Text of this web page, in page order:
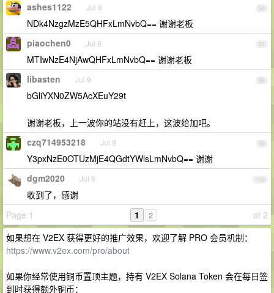
96
ashes1122 Jul 9
NDk4NzgzMzE5QHFxLmNvbQ== 谢谢老板
97
piaochen0 Jul 9
MTIwNzE4NjAwQHFxLmNvbQ== 谢谢老板
98
libasten Jul 9
bGliYXN0ZW5AcXEuY29t
谢谢老板，上一波你的站没有赶上，这波给加吧。
99
czq714953218 Jul 9
Y3pxNzE0OTUzMjE4QGdtYWlsLmNvbQ== 谢谢
100
dgm2020 Jul 9
收到了，感谢
Page 1
of 2
1 2
如果想在 V2EX 获得更好的推广效果，欢迎了解 PRO 会员机制：
https://www.v2ex.com/pro/about
如果你经常使用铜币置顶主题，持有 V2EX Solana Token 会在每日签
到时获得额外铜币：